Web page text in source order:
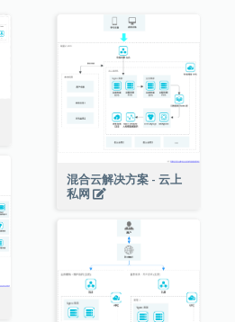
混合云解决方案 - 云上
私网